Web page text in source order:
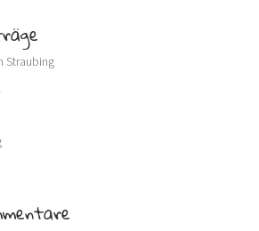
Straubing